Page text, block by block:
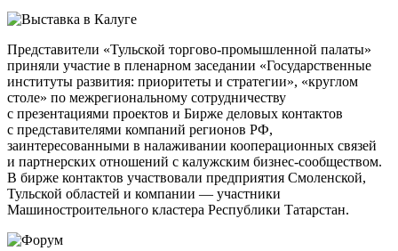
Представители «Тульской торгово-промышленной палаты»
приняли участие в пленарном заседании «Государственные
институты развития: приоритеты и стратегии», «круглом
столе» по межрегиональному сотрудничеству
с презентациями проектов и Бирже деловых контактов
с представителями компаний регионов РФ,
заинтересованными в налаживании кооперационных связей
и партнерских отношений с калужским бизнес-сообществом.
В бирже контактов участвовали предприятия Смоленской,
Тульской областей и компании — участники
Машиностроительного кластера Республики Татарстан.